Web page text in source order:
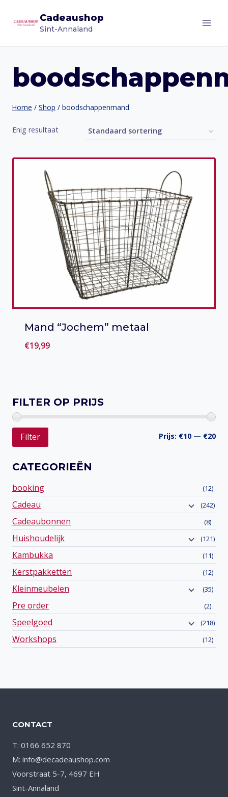
naar
Cadeaushop
Sint-Annaland
Home / Shop / boodschappenmand
Enig resultaat
Mand “Jochem” metaal
€19,99
FILTER OP PRIJS
Filter Prijs: €10 — €20
CATEGORIEËN
booking (12)
Cadeau (242)
Cadeaubonnen (8)
Huishoudelijk (121)
Kambukka (11)
Kerstpakketten (12)
Kleinmeubelen (35)
Pre order (2)
Speelgoed (218)
Workshops (12)
CONTACT
T: 0166 652 870
M: info@decadeaushop.com
Voorstraat 5-7, 4697 EH
Sint-Annaland